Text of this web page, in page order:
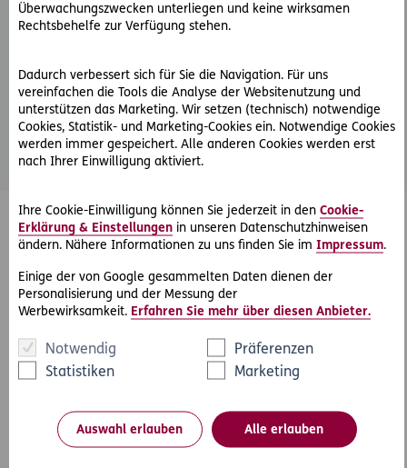
Überwachungszwecken unterliegen und keine wirksamen
Rechtsbehelfe zur Verfügung stehen.
Dadurch verbessert sich für Sie die Navigation. Für uns
vereinfachen die Tools die Analyse der Websitenutzung und
unterstützen das Marketing. Wir setzen (technisch) notwendige
Cookies, Statistik- und Marketing-Cookies ein. Notwendige Cookies
werden immer gespeichert. Alle anderen Cookies werden erst
nach Ihrer Einwilligung aktiviert.
Ihre Cookie-Einwilligung können Sie jederzeit in den Cookie-
Erklärung & Einstellungen in unseren Datenschutzhinweisen
ändern. Nähere Informationen zu uns finden Sie im Impressum.
Einige der von Google gesammelten Daten dienen der
Personalisierung und der Messung der
Werbewirksamkeit. Erfahren Sie mehr über diesen Anbieter.
Notwendig
Präferenzen
Statistiken
Marketing
Auswahl erlauben Alle erlauben
E-Mail Adresse
andreas.taborsky@ergo-versicherung.at
+43 676 883273321
Zur Beraterseite
ERGO Versicherung AG Andreas Walcha
E-Mail Adresse
Telefon
+43 664 887 11 616